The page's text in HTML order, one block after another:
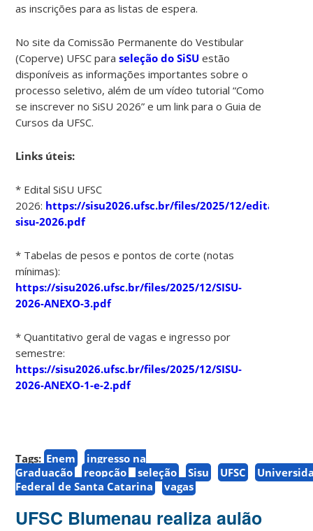
as inscrições para as listas de espera.
No site da Comissão Permanente do Vestibular
(Coperve) UFSC paraseleção do SiSU estão
disponíveis as informações importantes sobre o
processo seletivo, além de um vídeo tutorial “Como
se inscrever no SiSU 2026” e um link para o Guia de
Cursos da UFSC.
Links úteis:
* Edital SiSU UFSC
2026: https://sisu2026.ufsc.br/files/2025/12/edital-
sisu-2026.pdf
* Tabelas de pesos e pontos de corte (notas
mínimas):
https://sisu2026.ufsc.br/files/2025/12/SISU-
2026-ANEXO-3.pdf
* Quantitativo geral de vagas e ingresso por
semestre:
https://sisu2026.ufsc.br/files/2025/12/SISU-
2026-ANEXO-1-e-2.pdf
Tags: Enem
ingresso na
Graduação
reopção seleção Sisu UFSC
Federal de Santa Catarina
vagas
UFSC Blumenau realiza aulão